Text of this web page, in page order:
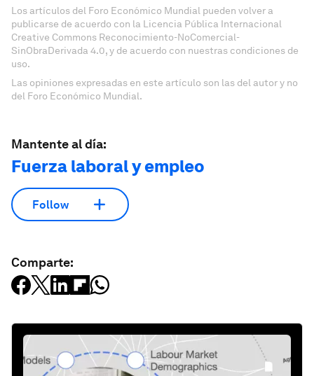
Los artículos del Foro Económico Mundial pueden volver a
publicarse de acuerdo con la Licencia Pública Internacional
Creative Commons Reconocimiento-NoComercial-
SinObraDerivada 4.0, y de acuerdo con nuestras condiciones de
uso.
Las opiniones expresadas en este artículo son las del autor y no
del Foro Económico Mundial.
Mantente al día:
Fuerza laboral y empleo
Follow
Comparte: